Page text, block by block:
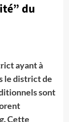
du
ayant à
le district de
sont
Cette